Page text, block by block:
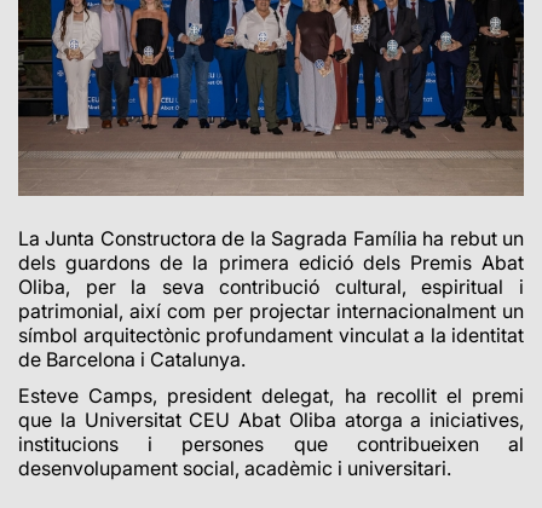
La Junta Constructora de la Sagrada Família ha rebut un
dels guardons de la primera edició dels Premis Abat
Oliba, per la seva contribució cultural, espiritual i
patrimonial, així com per projectar internacionalment un
símbol arquitectònic profundament vinculat a la identitat
de Barcelona i Catalunya.
Esteve Camps, president delegat, ha recollit el premi
que la Universitat CEU Abat Oliba atorga a iniciatives,
institucions i persones que contribueixen al
desenvolupament social, acadèmic i universitari.